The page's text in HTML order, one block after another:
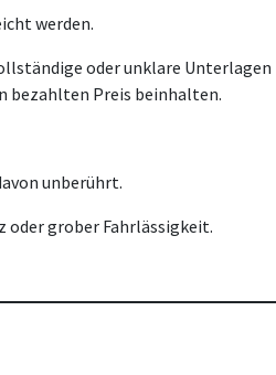
werden.
oder unklare Unterlagen
bezahlten Preis beinhalten.
unberührt.
oder grober Fahrlässigkeit.